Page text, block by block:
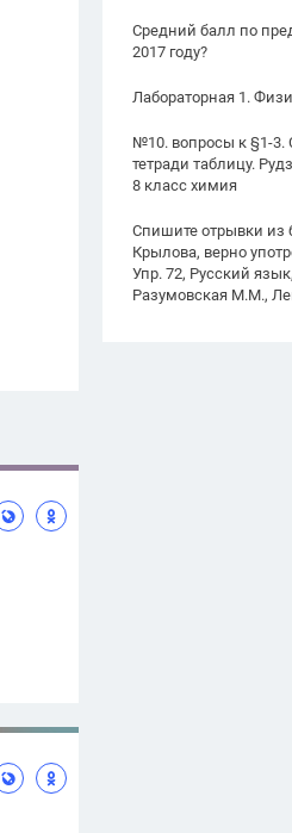
Средний балл по
2017 году?
Лабораторная 1.
№10. вопросы к §1-3.
тетради таблицу.
8 класс химия
Спишите отрывки из
Крылова, верно
Упр. 72, Русский
Разумовская М.М.,